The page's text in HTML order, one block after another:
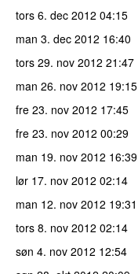
tors 6. dec 2012 04:15
man 3. dec 2012 16:40
tors 29. nov 2012 21:47
man 26. nov 2012 19:15
fre 23. nov 2012 17:45
fre 23. nov 2012 00:29
man 19. nov 2012 16:39
lør 17. nov 2012 02:14
man 12. nov 2012 19:31
tors 8. nov 2012 02:14
søn 4. nov 2012 12:54